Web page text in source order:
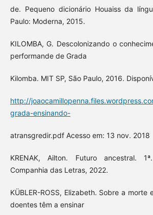
de. Pequeno dicionário Houaiss da
Paulo: Moderna, 2015.
KILOMBA, G. Descolonizando o
performande de Grada
Kilomba. MIT SP, São Paulo, 2016.
http://
grada-ensinando-
atransgredir.pdf Acesso em: 13 nov. 2018
KRENAK, Ailton. Futuro ancestral.
Companhia das Letras, 2022.
KÜBLER-ROSS, Elizabeth. Sobre a morte
doentes têm a ensinar